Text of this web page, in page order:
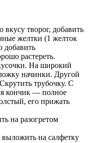
творог, добавить
желтки (1 желток
добавить
растереть.
На широкий
начинки. Другой
трубочку. С
кончик — полное
его прижать
на разогретом
на салфетку